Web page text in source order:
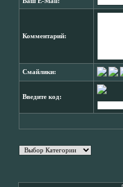
Комментарий:
Смайлики:
Введите код: